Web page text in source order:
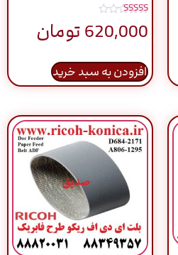
نمره
5.00
از 5
620,000تومان
افزودن به سبد خرید